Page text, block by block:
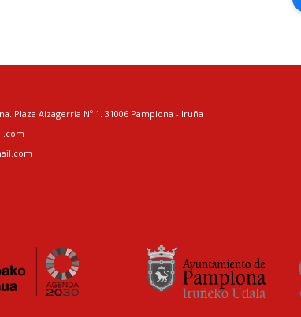
Plaza Aizagerria Nº 1. 31006 Pamplona - Iruña